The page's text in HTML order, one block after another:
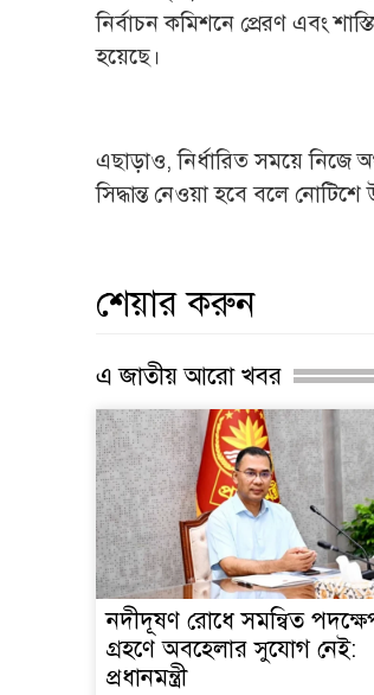
নির্বাচন কমিশনে প্রেরণ এবং
হয়েছে।
এছাড়াও, নির্ধারিত সময়ে নিজে
সিদ্ধান্ত নেওয়া হবে বলে নোটিশে
শেয়ার করুন
এ জাতীয় আরো খবর
নদীদূষণ রোধে সমন্বিত
গ্রহণে অবহেলার সুযোগ নেই:
প্রধানমন্ত্রী